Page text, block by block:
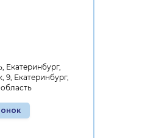
Екатеринбург,
9, Екатеринбург,